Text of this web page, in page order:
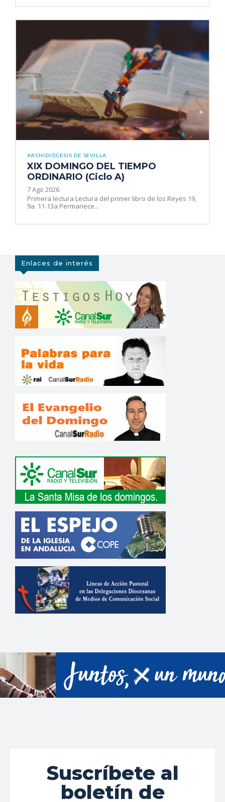
ARCHIDIÓCESIS DE SEVILLA
XIX DOMINGO DEL TIEMPO
ORDINARIO (Ciclo A)
7 Ago 2026
Primera lectura Lectura del primer libro de los Reyes 19,
9a. 11-13a Permanece...
Enlaces de interés
Suscríbete al
boletín de